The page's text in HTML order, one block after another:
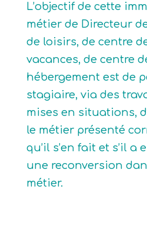
L’objectif de cette
métier de Directeur
de loisirs, de centre
vacances, de centre
hébergement est de
stagiaire, via des
mises en situations,
le métier présenté
qu’il s’en fait et s’il a
une reconversion
métier.